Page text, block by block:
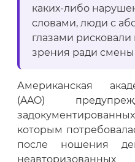
каких-либо
словами, люди с
глазами
зрения ради смены
Американская
(AAO)
которым
после ношения